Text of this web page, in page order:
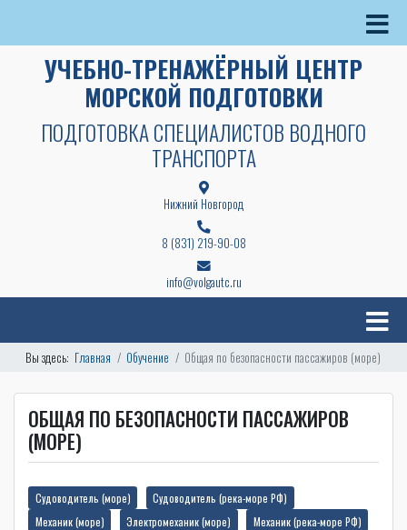
УЧЕБНО-ТРЕНАЖЁРНЫЙ ЦЕНТР
МОРСКОЙ ПОДГОТОВКИ
ПОДГОТОВКА СПЕЦИАЛИСТОВ ВОДНОГО
ТРАНСПОРТА
Нижний Новгород
8 (831) 219-90-08
info@volgautc.ru
Вы здесь: Главная Обучение Общая по безопасности пассажиров (море)
ОБЩАЯ ПО БЕЗОПАСНОСТИ ПАССАЖИРОВ
(МОРЕ)
Судоводитель (море)
Судоводитель (река-море РФ)
Механик (море)
Электромеханик (море)
Механик (река-море РФ)